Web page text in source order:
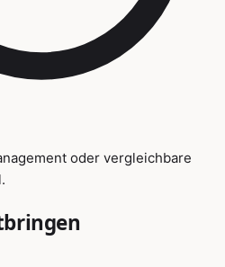
oder vergleichbare